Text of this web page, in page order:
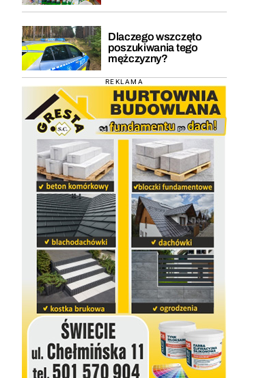
Dlaczego wszczęto
poszukiwania tego
mężczyzny?
REKLAMA